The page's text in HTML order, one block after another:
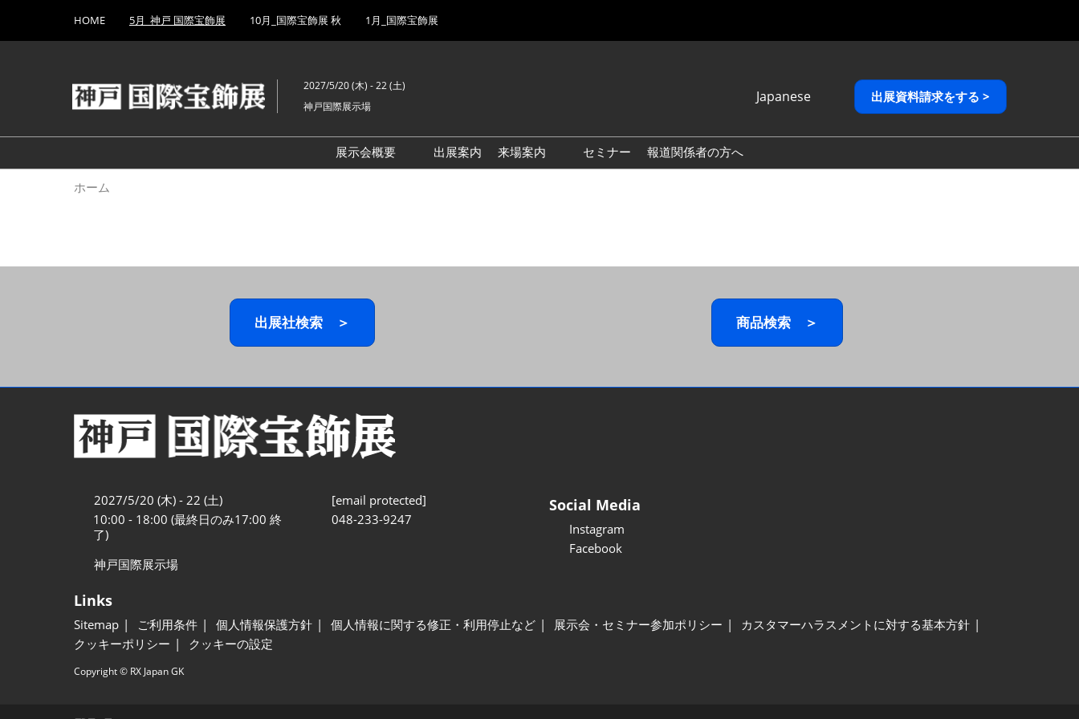
キ
し
て
to
HOME 5月_神戸 国際宝飾展 10月_国際宝飾展 秋 1月_国際宝飾展
2027/5/20 (木) - 22 (土)
神戸国際展示場
Japanese
English
繁體中文
出展資料請求をする >
展示会概要
出展案内
来場案内
セミナー 報道関係者の方へ
ホーム
出展社検索 ＞ 商品検索 ＞
2027/5/20 (木) - 22 (土)
10:00 - 18:00 (最終日のみ17:00 終
了)
神戸国際展示場
[email protected]
048-233-9247
Social Media
Instagram
Facebook
Links
Sitemap ご利用条件 個人情報保護方針 個人情報に関する修正・利用停止など 展示会・セミナー参加ポリシー
カスタマーハラスメントに対する基本方針
クッキーポリシー
クッキーの設定
Copyright © RX Japan GK